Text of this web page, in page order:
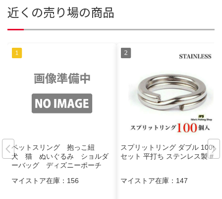
近くの売り場の商品
ペットスリング 抱っこ紐
犬 猫 ぬいぐるみ ショルダ
ーバッグ ディズニーポーチ
け
マイストア在庫： 156
スプリットリング ダブル 100個
セット 平打ち ステンレス製 #7
マイストア在庫： 147